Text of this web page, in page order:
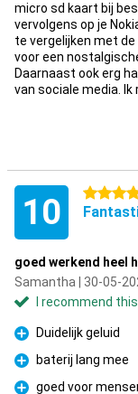
micro sd kaart bij
vervolgens op je
te vergelijken met
voor een
Daarnaast ook erg
van sociale media. Ik
10 5 stars
goed werkend heel
Samantha | 30-05-
I recommend
Pro
Duidelijk geluid
Pro
baterij lang mee
goed voor